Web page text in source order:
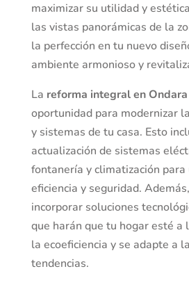
maximizar su utilidad y
las vistas panorámicas de la
la perfección en tu nuevo
ambiente armonioso y
La reforma integral en Ondara
oportunidad para modernizar
y sistemas de tu casa. Esto
actualización de sistemas
fontanería y climatización para
eficiencia y seguridad.
incorporar soluciones
que harán que tu hogar esté a
la ecoeficiencia y se adapte a
tendencias.